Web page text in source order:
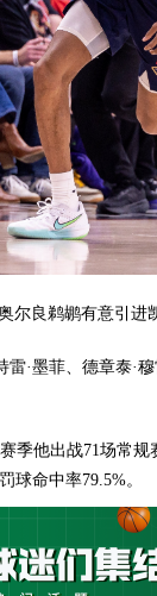
尔良鹈鹕有意引进
雷·墨菲、德章泰
季他出战71场常
球命中率79.5%。